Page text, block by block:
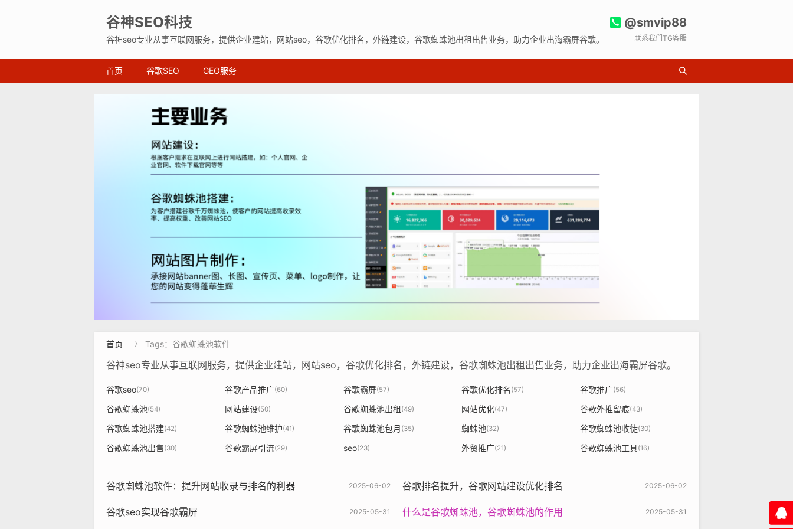
谷神SEO科技
谷神seo专业从事互联网服务，提供企业建站，网站seo，谷歌优化排名，外链建设，谷歌蜘蛛池出租出售业务，助力企业出海霸屏谷歌。
@smvip88
联系我们TG客服
首页 谷歌SEO GEO服务
首页  Tags：谷歌蜘蛛池软件
谷神seo专业从事互联网服务，提供企业建站，网站seo，谷歌优化排名，外链建设，谷歌蜘蛛池出租出售业务，助力企业出海霸屏谷歌。
谷歌seo(70) 谷歌产品推广(60) 谷歌霸屏(57) 谷歌优化排名 (57) 谷歌推广(56)
谷歌蜘蛛池(54) 网站建设(50) 谷歌蜘蛛池出租(49) 网站优化(47) 谷歌外推留痕(43)
谷歌蜘蛛池搭建(42) 谷歌蜘蛛池维护(41) 谷歌蜘蛛池包月 (35) 蜘蛛池(32) 谷歌蜘蛛池收徒(30)
谷歌蜘蛛池出售(30) 谷歌霸屏引流(29) seo(23) 外贸推广(21) 谷歌蜘蛛池工具(16)
2025-06-02
‌谷歌蜘蛛池软件：提升网站收录与排名的利器‌ 2025-06-02
谷歌排名提升，谷歌网站建设优化排名
2025-05-31
谷歌seo实现谷歌霸屏 2025-05-31
什么是谷歌蜘蛛池，谷歌蜘蛛池的作用